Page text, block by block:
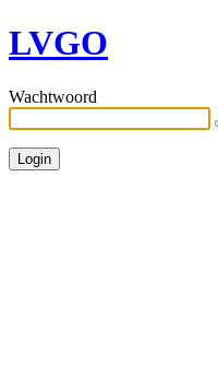
LVGO
Wachtwoord